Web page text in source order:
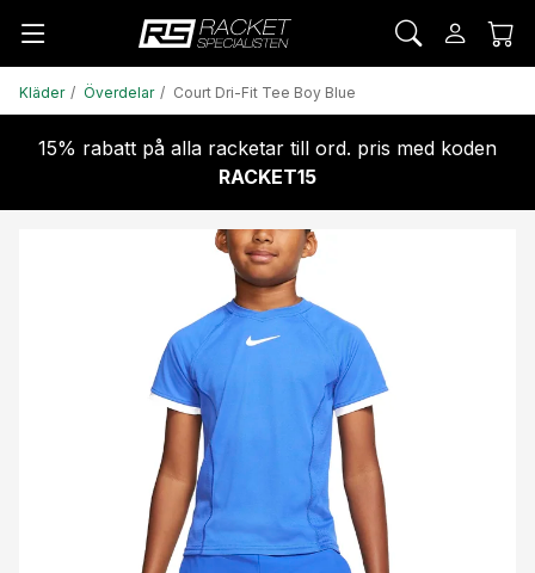
Kläder Överdelar Court Dri-Fit Tee Boy Blue
15% rabatt på alla racketar till ord. pris med koden
RACKET15